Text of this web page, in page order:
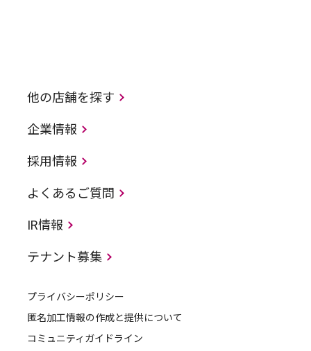
他の店舗を探す
企業情報
採用情報
よくあるご質問
IR情報
テナント募集
プライバシーポリシー
匿名加工情報の作成と提供について
コミュニティガイドライン